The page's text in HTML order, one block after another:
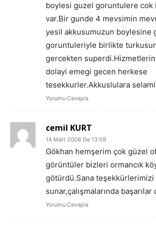
boylesi guzel goruntulere cok
var.Bir gunde 4 mevsimin
yesil akkusumuzun boylesine
goruntuleriyle birlikte
gercekten
dolayi emegi gecen herkese
tesekkurler.Akkuslulara
Yorumu Cevapla
cemil KURT
14 Mart 2008 De 13:59
Gökhan hemşerim çok güzel
görüntüler bizleri ormancık
götürdü.Sana teşekkürlerimizi
sunar,çalışmalarında başarılar
Yorumu Cevapla